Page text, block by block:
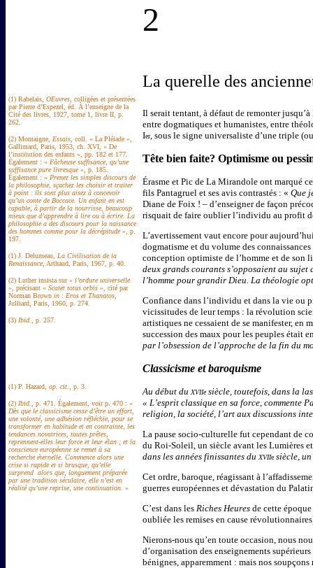
(1) Rabelais, OEuvres , colligées et présentées
par Pierre d’Espezel, éd. À l’enseigne de la
Cité des livres, 1927, tome 1, livre II, p.
262.
(2) Montaigne, Essais , coll. « La Pléiade »,
Gallimard, Paris, 1953, ch. XVI, « De
l’institution des enfants », pp. 182 et 177.
Également : « Fâcheuse suffisance, qu’une
suffisance pure livresque», p. 185.
Également : « Prenez les simples discours de
la philosophie, sçachez les choisir et traiter
à point : ils sont plus aisez à concevoir
qu’un conte de Boccace. Un enfant en est
capable, à partir de la nourrisse, beaucoup
mieux que d’apprendre à lire ou à écrire. La
philosophie a des discours pour la naissance
des hommes comme pour la décrépitude», p.
197.
(1) J. Delumeau, La Civilisation de la
Renaissance, Arthaud, Paris, 1967, p. 40.
(2) Luther insista sur « l’ordure universelle
», précisant « Scatet totus orbis », cité par
Norman Brown in : Eros et Thanatos
Julliard, Paris, 1960, p. 274.
(3) Ibid. , p. 257.
(1) P. Hazard, op. cit. , p. 3.
(2) Ibid.
, p. 471. Également, voir p. 470 : «
Dès que le classicisme cesse d’être un effort,
une volonté, une adhésion réfléchie, pour se
transformer en habitude et en contrainte, les
tendances novatrices, toutes prêtes,
reprennent-elles leur force et leur élan ; et la
conscience européenne se remet à sa
recherche éternelle. Commence alors une
crise si rapide et si brusque, qu’elle
surprend alors que, longuement préparée
par une tradition séculaire, elle n’est en
réalité qu’une reprise, une continuation. »
2
La querelle des
Il serait tentant, à défaut de remonter
entre dogmatiques et humanistes, entre
Ier, sous le signe universaliste d’une triple
Tête bien faite? Optimisme ou
Érasme et Pic de La Mirandole ont marqué
fils Pantagruel et ses avis contrastés : « Que
Diane de Foix ! – d’enseigner de façon
risquait de faire oublier l’individu au profit
L’avertissement vaut encore pour
dogmatisme et du volume des
conception optimiste de l’homme et de son
deux grands courants s’opposaient au
l’homme pour grandir Dieu. La théologie
Confiance dans l’individu et dans la vie ou
vicissitudes de leur temps : la révolution
artistiques ne cessaient de se manifester, en
succession des maux pour les peuples était
par l’obsession de l’approche de la fin du
Classicisme et baroquisme
Au début duXVIIesiècle, toutefois, dans la
« L’esprit classique en sa force, commente
religion, la société, l’art aux discussions
La pause socio-culturelle fut cependant de
du Roi-Soleil, un siècle avant les Lumières
dans les années finissantes duXVIIe siècle,
Cet ordre, baroque, réagissant à
guerres européennes et dévastation du
C’est dans les Riches Heures de cette
oubliée les remises en cause
Nierons-nous qu’en toute occasion, nous
d’organisation des enseignements
bénignes, apparemment : mais nos